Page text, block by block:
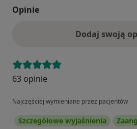
Opinie
Dodaj swoją
63 opinie
Najczęściej wymieniane przez pacjentów
Szczegółowe wyjaśnienia